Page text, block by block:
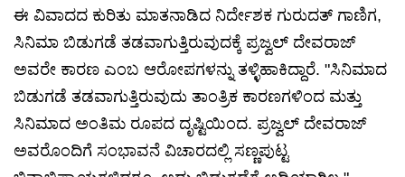
ಈ ವಿವಾದದ ಕುರಿತು ಮಾತನಾಡಿದ ನಿರ್ದೇಶಕ ಗುರುದತ್ ಗಾಣಿಗ,
ಸಿನಿಮಾ ಬಿಡುಗಡೆ ತಡವಾಗುತ್ತಿರುವುದಕ್ಕೆ ಪ್ರಜ್ವಲ್ ದೇವರಾಜ್
ಅವರೇ ಕಾರಣ ಎಂಬ ಆರೋಪಗಳನ್ನು ತಳ್ಳಿಹಾಕಿದ್ದಾರೆ. "ಸಿನಿಮಾದ
ಬಿಡುಗಡೆ ತಡವಾಗುತ್ತಿರುವುದು ತಾಂತ್ರಿಕ ಕಾರಣಗಳಿಂದ ಮತ್ತು
ಸಿನಿಮಾದ ಅಂತಿಮ ರೂಪದ ದೃಷ್ಟಿಯಿಂದ. ಪ್ರಜ್ವಲ್ ದೇವರಾಜ್
ಅವರೊಂದಿಗೆ ಸಂಭಾವನೆ ವಿಚಾರದಲ್ಲಿ ಸಣ್ಣಪುಟ್ಟ